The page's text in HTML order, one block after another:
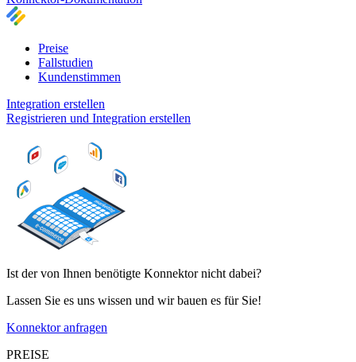
Preise
Fallstudien
Kundenstimmen
Integration erstellen
Registrieren und Integration erstellen
Ist der von Ihnen benötigte Konnektor nicht dabei?
Lassen Sie es uns wissen und wir bauen es für Sie!
Konnektor anfragen
PREISE